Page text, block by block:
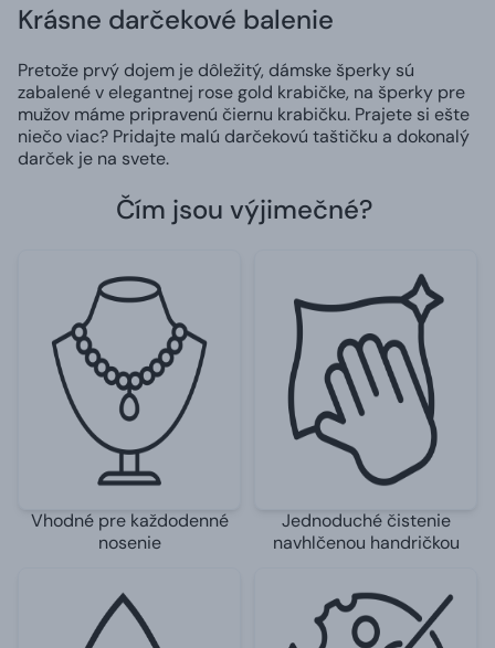
Krásne darčekové balenie
Pretože prvý dojem je dôležitý, dámske šperky sú
zabalené v elegantnej rose gold krabičke, na šperky pre
mužov máme pripravenú čiernu krabičku. Prajete si ešte
niečo viac? Pridajte malú darčekovú taštičku a dokonalý
darček je na svete.
Čím jsou výjimečné?
Vhodné pre každodenné
nosenie
Jednoduché čistenie
navhlčenou handričkou